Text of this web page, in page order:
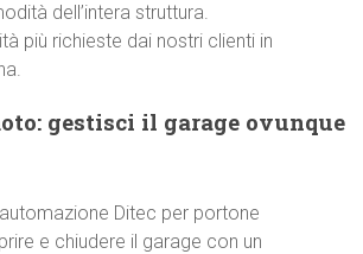
dell’intera struttura.
più richieste dai nostri clienti in
gestisci il garage ovunque
Ditec per portone
e chiudere il garage con un